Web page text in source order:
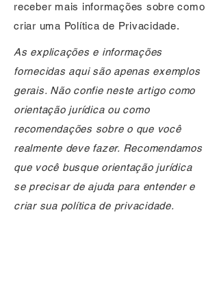
receber mais informações sobre como
criar uma Política de Privacidade.
As explicações e informações
fornecidas aqui são apenas exemplos
gerais. Não confie neste artigo como
orientação jurídica ou como
recomendações sobre o que você
realmente deve fazer. Recomendamos
que você busque orientação jurídica
se precisar de ajuda para entender e
criar sua política de privacidade.